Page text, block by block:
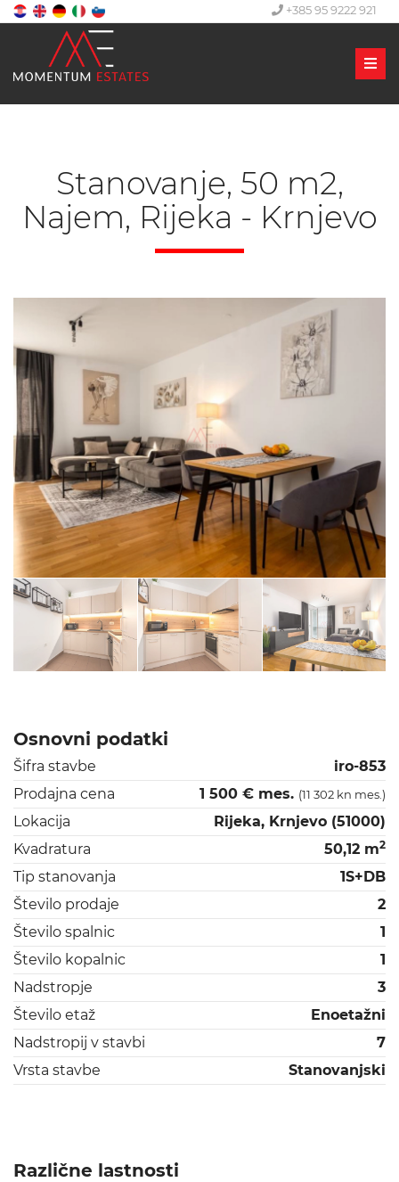
+385 95 9222 921
Stanovanje, 50 m2,
Najem, Rijeka - Krnjevo
Osnovni podatki
Šifra stavbe
iro-853
Prodajna cena
1 500 € mes. (11 302 kn mes.)
Lokacija
Rijeka, Krnjevo (51000)
Kvadratura
50,12 m2
Tip stanovanja
1S+DB
Število prodaje
2
Število spalnic
1
Število kopalnic
1
Nadstropje
3
Število etaž
Enoetažni
Nadstropij v stavbi
7
Vrsta stavbe
Stanovanjski
Različne lastnosti